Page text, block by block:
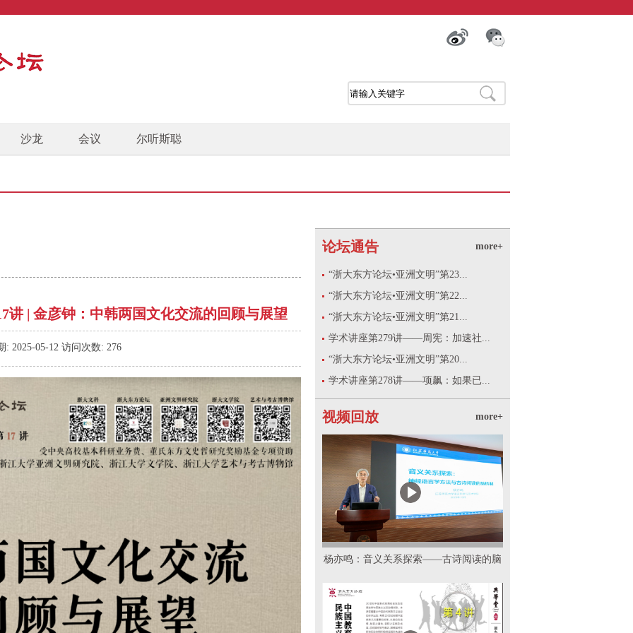
沙龙 会议 尔听斯聪
讲 | 金彦钟：中韩两国文化交流的回顾与展望
: 2025-05-12 访问次数: 276
论坛通告 more+
“浙大东方论坛•亚洲文明”第23...
“浙大东方论坛•亚洲文明”第22...
“浙大东方论坛•亚洲文明”第21...
学术讲座第279讲——周宪：加速社...
“浙大东方论坛•亚洲文明”第20...
学术讲座第278讲——项飙：如果已...
视频回放 more+
杨亦鸣：音义关系探索——古诗阅读的脑
机制